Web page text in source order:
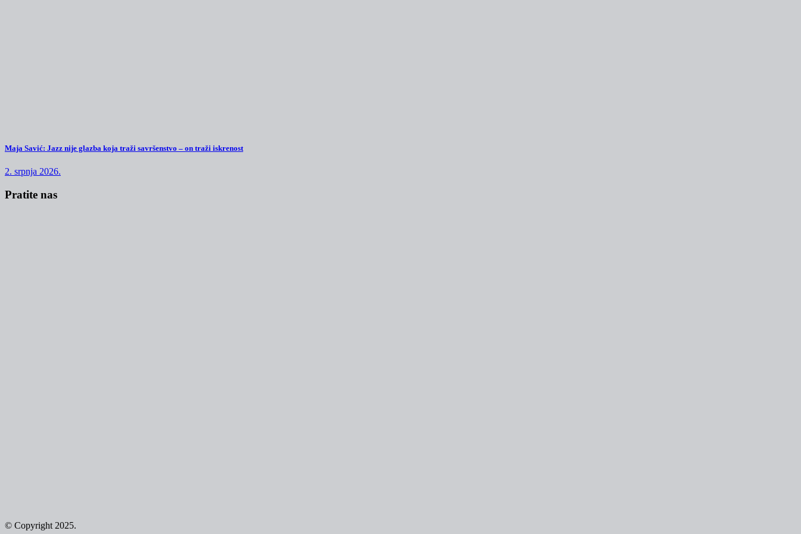
Maja Savić: Jazz nije glazba koja traži savršenstvo – on traži iskrenost
2. srpnja 2026.
Pratite nas
© Copyright 2025.